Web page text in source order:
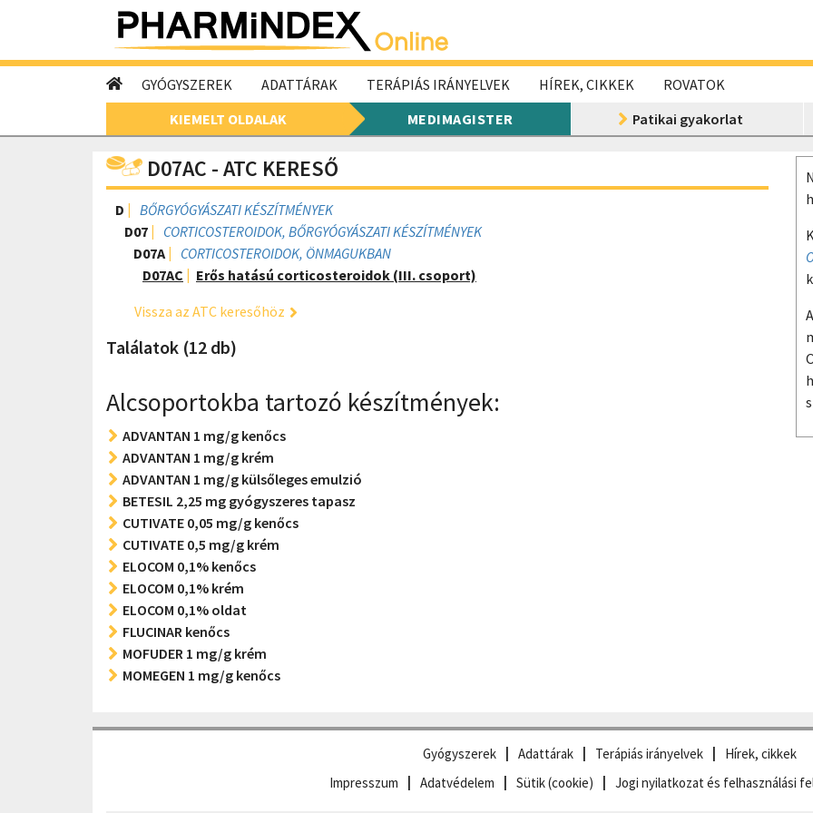
GYÓGYSZEREK ADATTÁRAK TERÁPIÁS IRÁNYELVEK HÍREK, CIKKEK
ROVATOK
KIEMELT OLDALAK
MEDIMAGISTER Patikai gyakorlat
D07AC - ATC KERESŐ
D
BŐRGYÓGYÁSZATI KÉSZÍTMÉNYEK
D07
CORTICOSTEROIDOK, BŐRGYÓGYÁSZATI KÉSZÍTMÉNYEK
D07A
CORTICOSTEROIDOK, ÖNMAGUKBAN
D07AC
Erős hatású corticosteroidok (III. csoport)
Vissza az ATC keresőhöz
Találatok (12 db)
Alcsoportokba tartozó készítmények:
ADVANTAN 1 mg/g kenőcs
ADVANTAN 1 mg/g krém
ADVANTAN 1 mg/g külsőleges emulzió
BETESIL 2,25 mg gyógyszeres tapasz
CUTIVATE 0,05 mg/g kenőcs
CUTIVATE 0,5 mg/g krém
ELOCOM 0,1% kenőcs
ELOCOM 0,1% krém
ELOCOM 0,1% oldat
FLUCINAR kenőcs
MOFUDER 1 mg/g krém
MOMEGEN 1 mg/g kenőcs
Gyógyszerek Adattárak Terápiás irányelvek
Hírek, cikkek
Impresszum
Adatvédelem Sütik (cookie) Jogi nyilatkozat és felhasználási